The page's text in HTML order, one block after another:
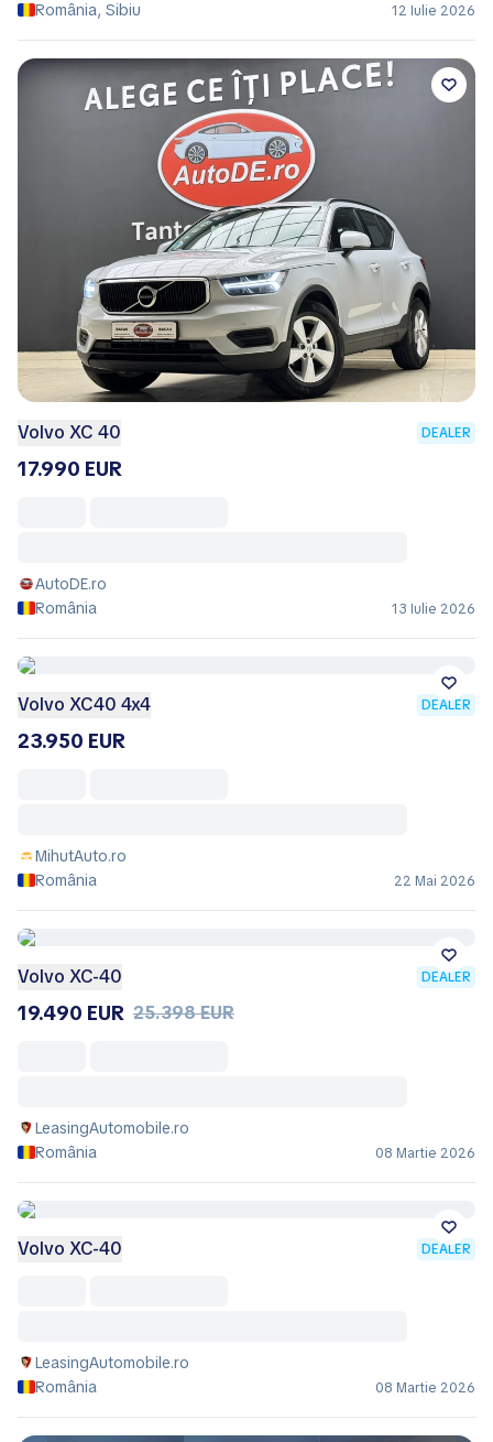
România, Sibiu 12 Iulie 2026
Volvo XC 40 DEALER
17.990 EUR
AutoDE.ro
România
13 Iulie 2026
Volvo XC40 4x4 DEALER
23.950 EUR
MihutAuto.ro
România
22 Mai 2026
Volvo XC-40 DEALER
19.490 EUR 25.398 EUR
LeasingAutomobile.ro
România
08 Martie 2026
Volvo XC-40 DEALER
LeasingAutomobile.ro
România
08 Martie 2026